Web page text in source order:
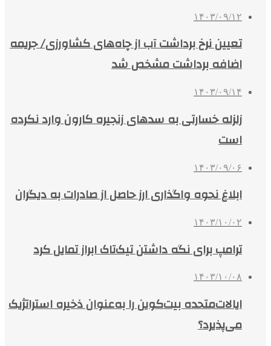
۱۴۰۳/۰۹/۱۲
تعیین نرخ برداشت آب از چاه‌های کشاورزی/ جریمه
اضافه برداشت مشخص شد
۱۴۰۳/۰۹/۱۴
زلزله خسارتی به سدهای زنجیره کارون وارد نکرده
است
۱۴۰۳/۰۹/۰۶
ابلاغ نحوه واگذاری ارز حاصل از صادرات به دیگران
۱۴۰۳/۱۰/۰۲
ترامپ برای نگه داشتن تیک‌تاک ابراز تمایل کرد
۱۴۰۳/۱۰/۰۸
ایالات‌متحده بیت‌کوین را به‌عنوان ذخیره استراتژیک
می‌پذیرد؟